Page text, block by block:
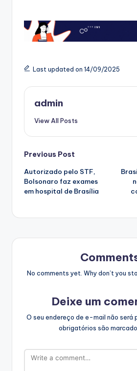
Last updated on 14/09/2025
admin
View All Posts
Post
navigation
Previous Post
Autorizado pelo STF,
Bolsonaro faz exames
em hospital de Brasília
No comments yet. Why don’t you
Deixe um
O seu endereço de e-mail não será
obrigatórios são